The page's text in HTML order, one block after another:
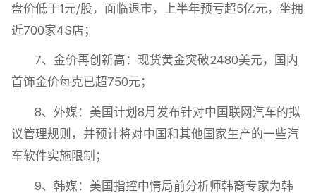
盘价低于1元/股，面临退市，上半年预亏超5亿元，坐拥
近700家4S店；
7、金价再创新高：现货黄金突破2480美元，国内
首饰金价每克已超750元；
8、外媒：美国计划8月发布针对中国联网汽车的拟
议管理规则，并预计将对中国和其他国家生产的一些汽
车软件实施限制；
9、韩媒：美国指控中情局前分析师韩裔专家为韩